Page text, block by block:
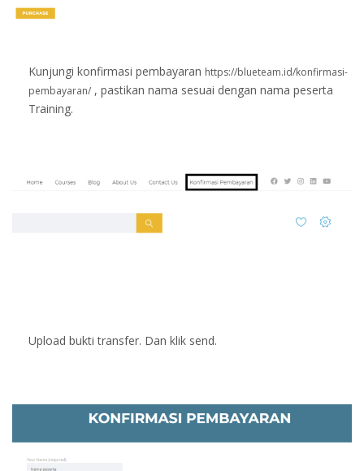
Kunjungi konfirmasi pembayaran https://blueteam.id/konfirmasi-
pembayaran/ , pastikan nama sesuai dengan nama peserta
Training.
Upload bukti transfer. Dan klik send.